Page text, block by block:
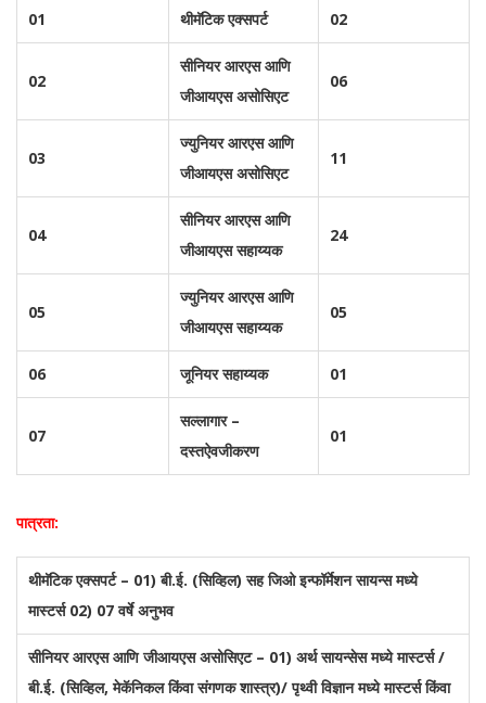
01 थीमॅटिक एक्सपर्ट 02
02
सीनियर आरएस आणि
जीआयएस असोसिएट
06
03
ज्युनियर आरएस आणि
जीआयएस असोसिएट
11
04
सीनियर आरएस आणि
जीआयएस सहाय्यक
24
05
ज्युनियर आरएस आणि
जीआयएस सहाय्यक
05
06 जूनियर सहाय्यक 01
07
सल्लागार –
दस्तऐवजीकरण
01
पात्रता:
थीमॅटिक एक्सपर्ट – 01) बी.ई. (सिव्हिल) सह जिओ इन्फॉर्मेशन सायन्स मध्ये
मास्टर्स 02) 07 वर्षे अनुभव
सीनियर आरएस आणि जीआयएस असोसिएट – 01) अर्थ सायन्सेस मध्ये मास्टर्स /
बी.ई. (सिव्हिल, मेकॅनिकल किंवा संगणक शास्त्र)/ पृथ्वी विज्ञान मध्ये मास्टर्स किंवा